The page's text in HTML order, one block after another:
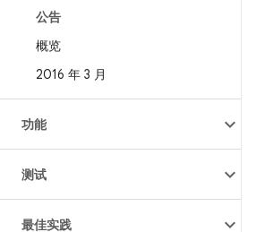
公告
概览
2016 年 3 月
功能
测试
最佳实践